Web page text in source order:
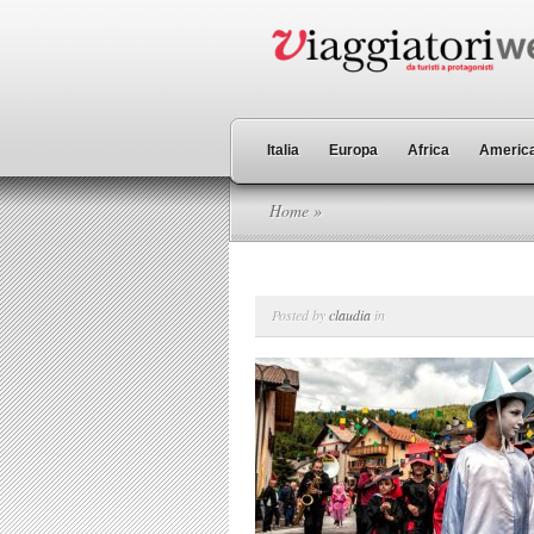
Italia Europa Africa
Home »
Posted byclaudia in